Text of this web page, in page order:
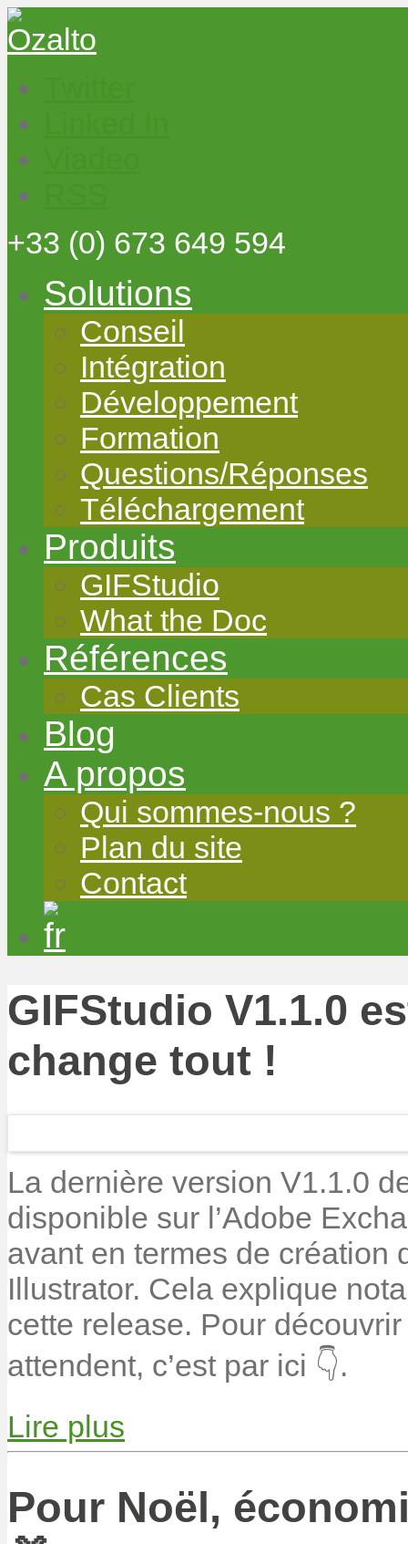
+33 (0) 673 649 594
Solutions
Conseil
Intégration
Développement
Formation
Questions/Réponses
Téléchargement
Produits
GIFStudio
What the Doc
Références
Cas Clients
Blog
A propos
Qui sommes-nous ?
Plan du site
Contact
GIFStudio V1.1.0
change tout !
La dernière version V1.1.0
disponible sur l’Adobe
avant en termes de création
Illustrator. Cela explique
cette release. Pour
attendent, c’est par ici 👇.
Lire plus
Pour Noël,